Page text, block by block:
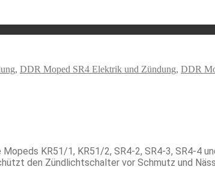
, DDR Moped SR4 Elektrik und Zündung, DDR
KR51/1, KR51/2, SR4-2, SR4-3, SR4-4
den Zündlichtschalter vor Schmutz und